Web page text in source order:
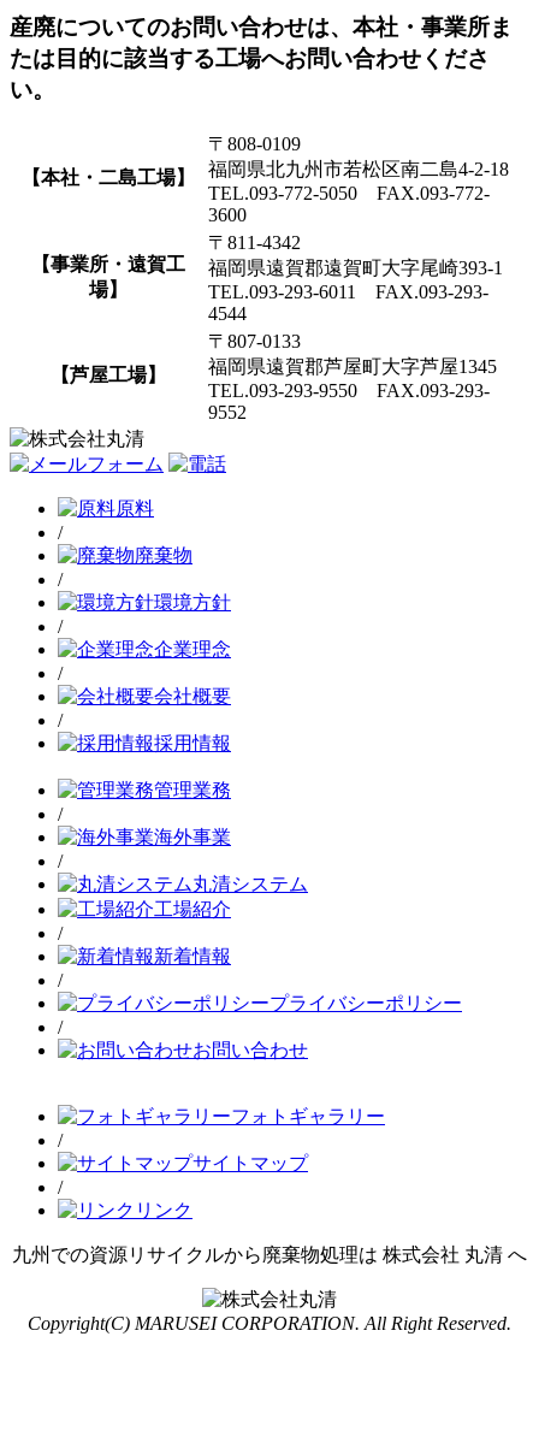
産廃についてのお問い合わせは、本社・事業所ま
たは目的に該当する工場へお問い合わせくださ
い。
【本社・二島工場】
〒808-0109
福岡県北九州市若松区南二島4-2-18
TEL.093-772-5050 FAX.093-772-
3600
【事業所・遠賀工
場】
〒811-4342
福岡県遠賀郡遠賀町大字尾崎393-1
TEL.093-293-6011 FAX.093-293-
4544
【芦屋工場】
〒807-0133
福岡県遠賀郡芦屋町大字芦屋1345
TEL.093-293-9550 FAX.093-293-
9552
原料
/
廃棄物
/
環境方針
/
企業理念
/
会社概要
/
採用情報
管理業務
/
海外事業
/
丸清システム
工場紹介
/
新着情報
/
プライバシーポリシー
/
お問い合わせ
フォトギャラリー
/
サイトマップ
/
リンク
九州での資源リサイクルから廃棄物処理は 株式会社 丸清 へ
Copyright(C) MARUSEI CORPORATION. All Right Reserved.